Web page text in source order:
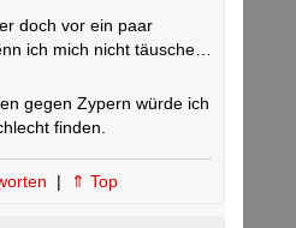
doch vor ein paar
ich mich nicht täusche…
gegen Zypern würde ich
finden.
| ⇑ Top